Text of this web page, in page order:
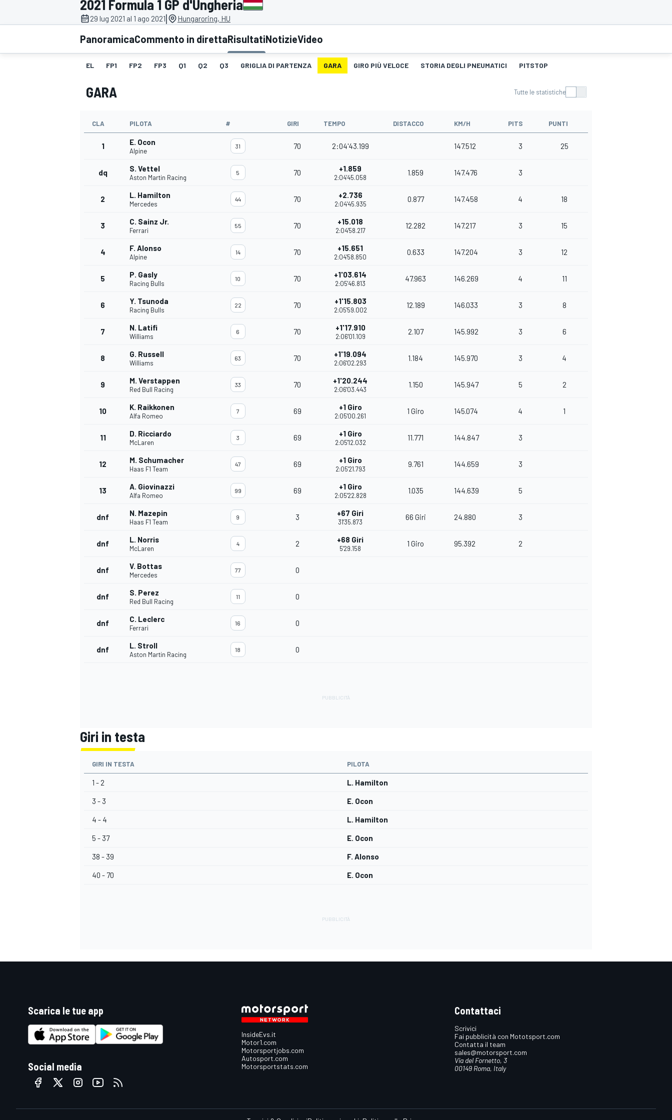
MOTOGP WEC
WRC
MONOPOSTO
ENDURANCE/GT
MONOMARCA
2021 Formula 1 GP d'Ungheria
29 lug 2021 al 1 ago 2021| Hungaroring, HU
PanoramicaCommento in direttaRisultatiNotizieVideo
EL FP1 FP2 FP3 Q1 Q2 Q3 GRIGLIA DI PARTENZA GARA GIRO PIÙ VELOCE STORIA DEGLI PNEUMATICI PITSTOP
GARA Tutte le statistiche
CLA PILOTA # GIRI TEMPO DISTACCO KM/H PITS PUNTI
1 E. Ocon
Alpine
31 70 2:04'43.199 147.512 3 25
dq S. Vettel
Aston Martin Racing
5 70 +1.859
2:04'45.058
1.859 147.476 3
2 L. Hamilton
Mercedes
44 70 +2.736
2:04'45.935
0.877 147.458 4 18
3 C. Sainz Jr.
Ferrari
55 70 +15.018
2:04'58.217
12.282 147.217 3 15
4 F. Alonso
Alpine
14 70 +15.651
2:04'58.850
0.633 147.204 3 12
5 P. Gasly
Racing Bulls
10 70 +1'03.614
2:05'46.813
47.963 146.269 4 11
6 Y. Tsunoda
Racing Bulls
22 70 +1'15.803
2:05'59.002
12.189 146.033 3 8
7 N. Latifi
Williams
6 70 +1'17.910
2:06'01.109
2.107 145.992 3 6
8 G. Russell
Williams
63 70 +1'19.094
2:06'02.293
1.184 145.970 3 4
9 M. Verstappen
Red Bull Racing
33 70 +1'20.244
2:06'03.443
1.150 145.947 5 2
10 K. Raikkonen
Alfa Romeo
7 69 +1 Giro
2:05'00.261
1 Giro 145.074 4 1
11 D. Ricciardo
McLaren
3 69 +1 Giro
2:05'12.032
11.771 144.847 3
12 M. Schumacher
Haas F1 Team
47 69 +1 Giro
2:05'21.793
9.761 144.659 3
13 A. Giovinazzi
Alfa Romeo
99 69 +1 Giro
2:05'22.828
1.035 144.639 5
dnf N. Mazepin
Haas F1 Team
9 3 +67 Giri
31'35.873
66 Giri 24.880 3
dnf L. Norris
McLaren
4 2 +68 Giri
5'29.158
1 Giro 95.392 2
dnf V. Bottas
Mercedes
77 0
dnf S. Perez
Red Bull Racing
11 0
dnf C. Leclerc
Ferrari
16 0
dnf L. Stroll
Aston Martin Racing
18 0
Giri in testa
GIRI IN TESTA PILOTA
1 - 2 L. Hamilton
3 - 3 E. Ocon
4 - 4 L. Hamilton
5 - 37 E. Ocon
38 - 39 F. Alonso
40 - 70 E. Ocon
Scarica le tue app
Social media
InsideEvs.it
Motor1.com
Motorsportjobs.com
Autosport.com
Motorsportstats.com
Contattaci
Scrivici
Fai pubblicità con Mototsport.com
Contatta il team
sales@motorsport.com
Via del Fornetto, 3
00149 Roma, Italy